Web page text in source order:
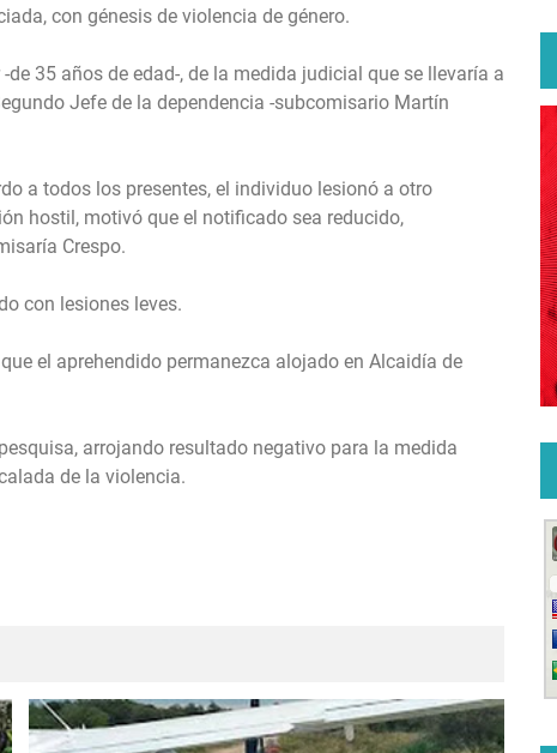
con génesis de violencia de género.
35 años de edad-, de la medida judicial que se llevaría a
Jefe de la dependencia -subcomisario Martín
a todos los presentes, el individuo lesionó a otro
hostil, motivó que el notificado sea reducido,
Crespo.
con lesiones leves.
el aprehendido permanezca alojado en Alcaidía de
arrojando resultado negativo para la medida
de la violencia.